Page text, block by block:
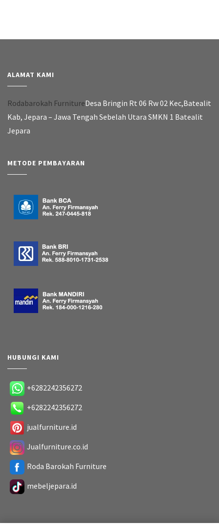
ALAMAT KAMI
Rodabarokah FurnitureDesa Bringin Rt 06 Rw 02 Kec,Batealit
Kab, Jepara – Jawa Tengah Sebelah Utara SMKN 1 Batealit
Jepara
METODE PEMBAYARAN
HUBUNGI KAMI
+6282242356272
+6282242356272
jualfurniture.id
Jualfurniture.co.id
Roda Barokah Furniture
mebeljepara.id